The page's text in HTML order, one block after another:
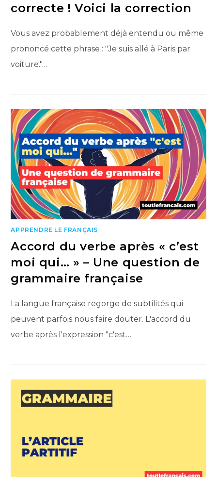
correcte ! Voici la correction
Vous avez probablement déjà entendu ou même
prononcé cette phrase : "Je suis allé à Paris par
voiture."…
APPRENDRE LE FRANÇAIS
Accord du verbe après « c’est
moi qui… » – Une question de
grammaire française
La langue française regorge de subtilités qui
peuvent parfois nous faire douter. L'accord du
verbe après l'expression "c'est…